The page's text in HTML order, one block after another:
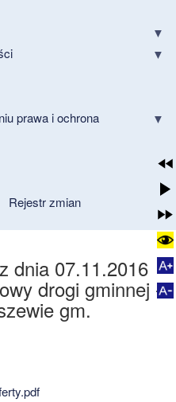
prawa i ochrona
Rejestr zmian
dnia 07.11.2016
drogi gminnej -
gm.